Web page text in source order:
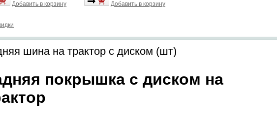
Добавить в корзину Добавить в корзину
шина на трактор с диском (шт)
покрышка с диском на